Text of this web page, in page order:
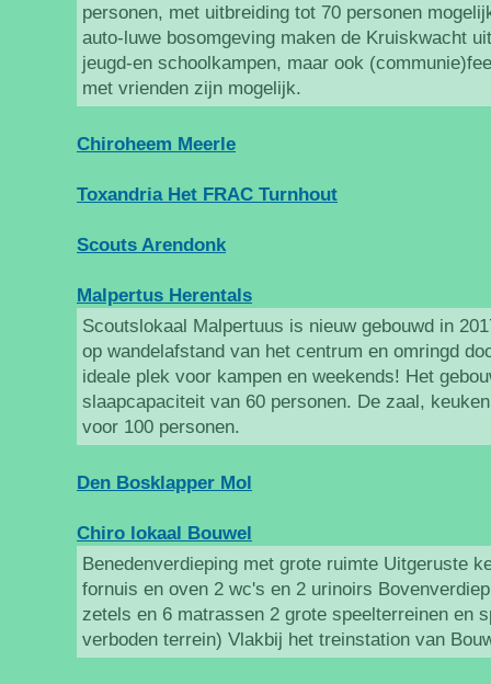
personen, met uitbreiding tot 70 personen
auto-luwe bosomgeving maken de Kruiskwacht
jeugd-en schoolkampen, maar ook
met vrienden zijn mogelijk.
Chiroheem Meerle
Toxandria Het FRAC Turnhout
Scouts Arendonk
Malpertus Herentals
Scoutslokaal Malpertuus is nieuw gebouwd in
op wandelafstand van het centrum en omringd
ideale plek voor kampen en weekends! Het
slaapcapaciteit van 60 personen. De zaal,
voor 100 personen.
Den Bosklapper Mol
Chiro lokaal Bouwel
Benedenverdieping met grote ruimte Uitgeruste
fornuis en oven 2 wc's en 2 urinoirs
zetels en 6 matrassen 2 grote speelterreinen en
verboden terrein) Vlakbij het treinstation van